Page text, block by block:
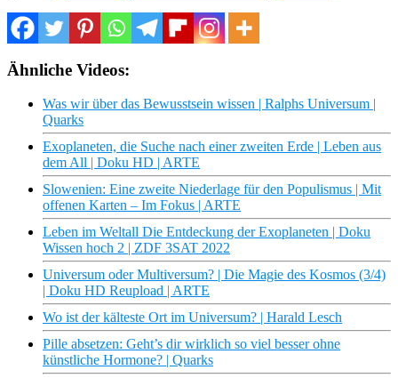
Ähnliche Videos:
Was wir über das Bewusstsein wissen | Ralphs Universum |
Quarks
Exoplaneten, die Suche nach einer zweiten Erde | Leben aus
dem All | Doku HD | ARTE
Slowenien: Eine zweite Niederlage für den Populismus | Mit
offenen Karten – Im Fokus | ARTE
Leben im Weltall Die Entdeckung der Exoplaneten | Doku
Wissen hoch 2 | ZDF 3SAT 2022
Universum oder Multiversum? | Die Magie des Kosmos (3/4)
| Doku HD Reupload | ARTE
Wo ist der kälteste Ort im Universum? | Harald Lesch
Pille absetzen: Geht’s dir wirklich so viel besser ohne
künstliche Hormone? | Quarks